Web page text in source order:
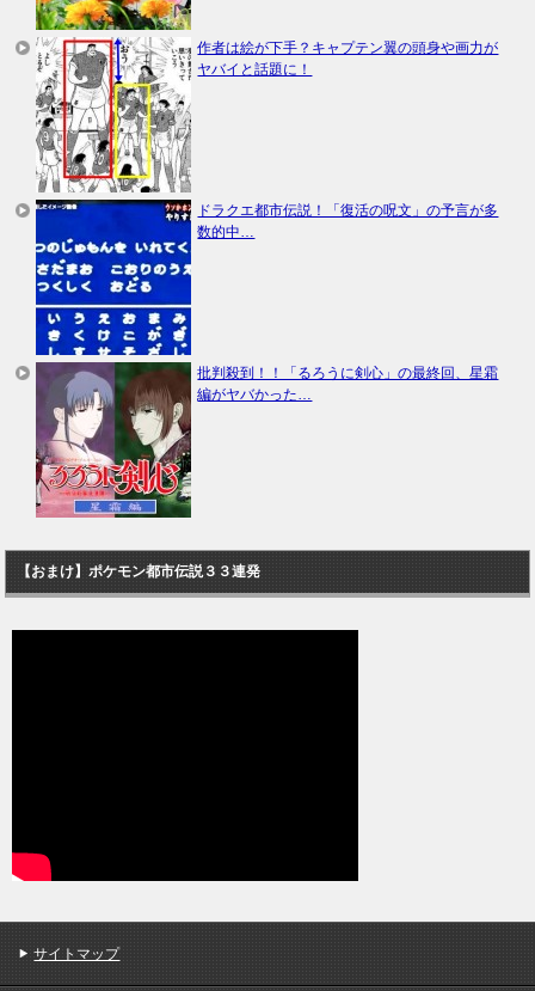
作者は絵が下手？キャプテン翼の頭身や画力が
ヤバイと話題に！
ドラクエ都市伝説！「復活の呪文」の予言が多
数的中…
批判殺到！！「るろうに剣心」の最終回、星霜
編がヤバかった…
【おまけ】ポケモン都市伝説３３連発
サイトマップ